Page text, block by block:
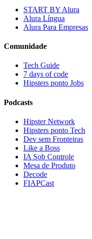
START BY Alura
Alura Língua
Alura Para Empresas
Comunidade
Tech Guide
7 days of code
Hipsters ponto Jobs
Podcasts
Hipster Network
Hipsters ponto Tech
Dev sem Fronteiras
Like a Boss
IA Sob Controle
Mesa de Produto
Decode
FIAPCast